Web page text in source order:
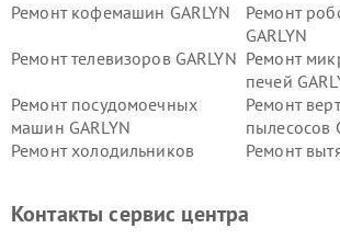
Ремонт кофемашин GARLYN
Ремонт
GARLYN
Ремонт телевизоров GARLYN Ремонт
печей
Ремонт посудомоечных
машин GARLYN
Ремонт
пылесосов
Ремонт холодильников
Ремонт
стеклоочистителей GARLYN
GARLYN
Контакты сервис центра